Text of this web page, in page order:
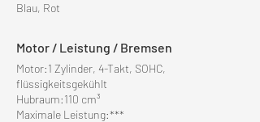
Blau, Rot
Motor / Leistung / Bremsen
Motor:1 Zylinder, 4-Takt, SOHC,
flüssigkeitsgekühlt
Hubraum:110 cm³
Maximale Leistung:***